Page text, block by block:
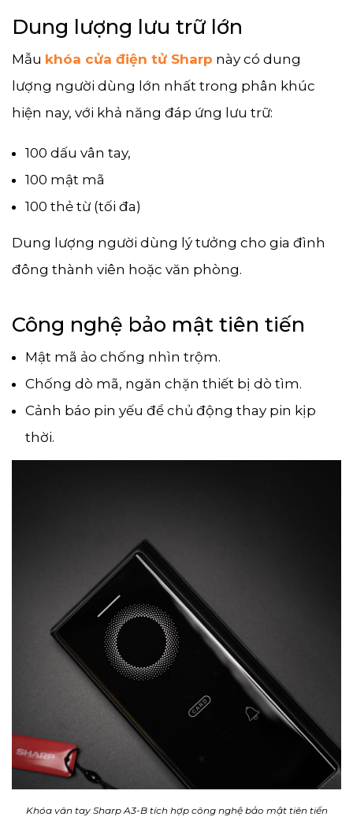
Dung lượng lưu trữ lớn
Mẫu khóa cửa điện tử Sharp này có dung
lượng người dùng lớn nhất trong phân khúc
hiện nay, với khả năng đáp ứng lưu trữ:
100 dấu vân tay,
100 mật mã
100 thẻ từ (tối đa)
Dung lượng người dùng lý tưởng cho gia đình
đông thành viên hoặc văn phòng.
Công nghệ bảo mật tiên tiến
Mật mã ảo chống nhìn trộm.
Chống dò mã, ngăn chặn thiết bị dò tìm.
Cảnh báo pin yếu để chủ động thay pin kịp
thời.
Khóa vân tay Sharp A3-B tích hợp công nghệ bảo mật tiên tiến